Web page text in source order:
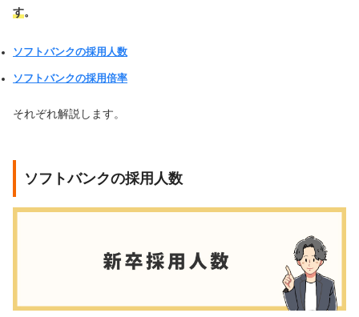
す。
ソフトバンクの採用人数
ソフトバンクの採用倍率
それぞれ解説します。
ソフトバンクの採用人数